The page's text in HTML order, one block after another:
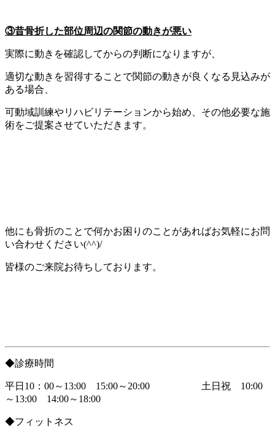
③昔骨折した部位周辺の関節の動きが悪い
実際に動きを確認してからの判断になりますが、
適切な動きを習得することで関節の動きが良くなる見込みが
ある場合、
可動域訓練やリハビリテーションから始め、その他必要な施
術をご提案させていただきます。
他にも骨折のことで何かお困りのことがあればお気軽にお問
い合わせください(^^)/
皆様のご来院お待ちしております。
◆診療時間
平日10：00～13:00 15:00～20:00 土日祝 10:00
～13:00 14:00～18:00
◆フィットネス